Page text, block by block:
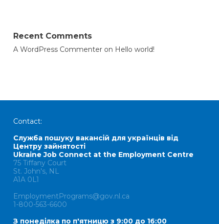
Recent Comments
A WordPress Commenteron Hello world!
Contact:
Служба пошуку вакансій для українців від
Центру зайнятості
Ukraine Job Connect at the Employment Centre
75 Tiffany Court
St. John's, NL
A1A 0L1
EmploymentPrograms@gov.nl.ca
1-800-563-6600
З понеділка по п'ятницю з 9:00 до 16:00